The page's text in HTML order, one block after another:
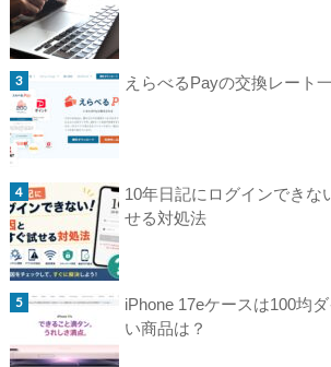
えらべるPayの交換レート
10年日記にログインできな
せる対処法
iPhone 17eケースは100均
い商品は？